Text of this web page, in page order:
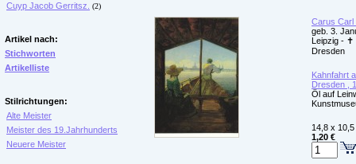
Cuyp Jacob Gerritsz. (2)
Artikel nach:
Stichworten
Artikelliste
Stilrichtungen:
Alte Meister
Meister des 19.Jahrhunderts
Neuere Meister
Carus Carl
geb. 3.
Leipzig - ✝
Dresden
Kahnfahrt
Dresden ,
Öl auf
14,8 x 10,5
1,20 €